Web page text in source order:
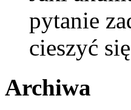
pytanie
cieszyć
Archiwa